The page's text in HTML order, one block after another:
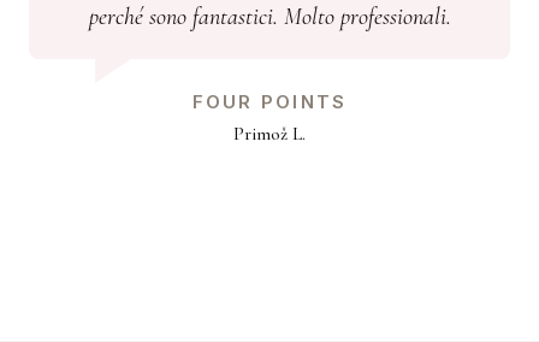
perché sono fantastici. Molto professionali.
FOUR POINTS
Primož L.